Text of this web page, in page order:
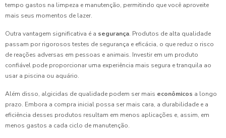
tempo gastos na limpeza e manutenção, permitindo que você aproveite
mais seus momentos de lazer.
Outra vantagem significativa é a segurança. Produtos de alta qualidade
passam por rigorosos testes de segurança e eficácia, o que reduz o risco
de reações adversas em pessoas e animais. Investir em um produto
confiável pode proporcionar uma experiência mais segura e tranquila ao
usar a piscina ou aquário.
Além disso, algicidas de qualidade podem ser mais econômicos a longo
prazo. Embora a compra inicial possa ser mais cara, a durabilidade e a
eficiência desses produtos resultam em menos aplicações e, assim, em
menos gastos a cada ciclo de manutenção.